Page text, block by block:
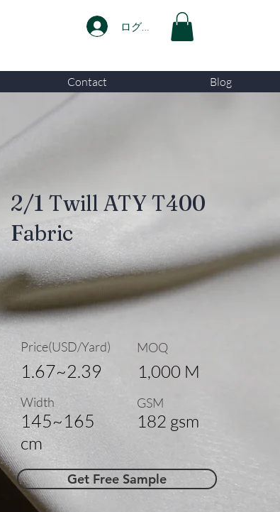
ログイン
Contact Blog
2/1 Twill ATY T400
Fabric
Price(USD/Yard)
1.67~2.39
Width
145~165
cm
MOQ
1,000 M
GSM
182 gsm
Get Free Sample